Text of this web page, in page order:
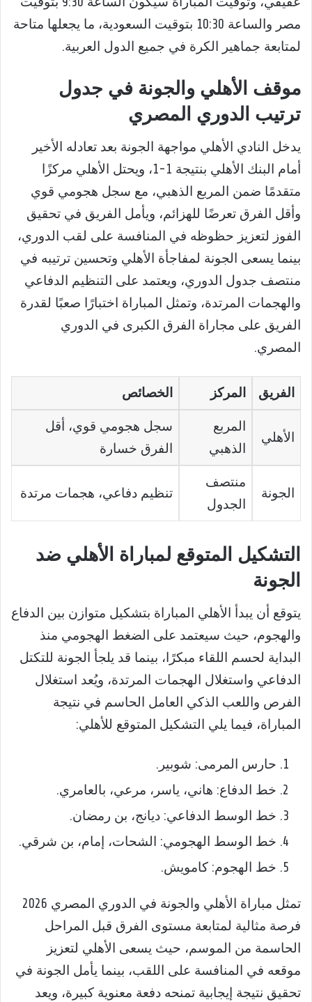
مصر والساعة 10:30 بتوقيت السعودية، ما يجعلها متاحة
لمتابعة جماهير الكرة في جميع الدول العربية.
موقف الأهلي والجونة في جدول
ترتيب الدوري المصري
يدخل النادي الأهلي مواجهة الجونة بعد تعادله الأخير
أمام البنك الأهلي بنتيجة 1-1، ويحتل الأهلي مركزًا
متقدمًا ضمن المربع الذهبي، مع سجل هجومي قوي
وأقل الفرق تعرضًا للهزائم، ويأمل الفريق في تحقيق
الفوز لتعزيز حظوظه في المنافسة على لقب الدوري،
بينما يسعى الجونة لمفاجأة الأهلي وتحسين ترتيبه في
منتصف جدول الدوري، ويعتمد على التنظيم الدفاعي
والهجمات المرتدة، وتمثل المباراة اختبارًا صعبًا لقدرة
الفريق على مجاراة الفرق الكبرى في الدوري
المصري.
الفريق المركز الخصائص
الأهلي
المربع
الذهبي
سجل هجومي قوي، أقل
الفرق خسارة
الجونة
منتصف
الجدول
تنظيم دفاعي، هجمات مرتدة
التشكيل المتوقع لمباراة الأهلي ضد
الجونة
يتوقع أن يبدأ الأهلي المباراة بتشكيل متوازن بين الدفاع
والهجوم، حيث سيعتمد على الضغط الهجومي منذ
البداية لحسم اللقاء مبكرًا، بينما قد يلجأ الجونة للتكتل
الدفاعي واستغلال الهجمات المرتدة، ويُعد استغلال
الفرص واللعب الذكي العامل الحاسم في نتيجة
المباراة، فيما يلي التشكيل المتوقع للأهلي:
حارس المرمى: شوبير.
خط الدفاع: هاني، ياسر، مرعي، بالعامري.
خط الوسط الدفاعي: ديانج، بن رمضان.
خط الوسط الهجومي: الشحات، إمام، بن شرقي.
خط الهجوم: كامويش.
تمثل مباراة الأهلي والجونة في الدوري المصري 2026
فرصة مثالية لمتابعة مستوى الفرق قبل المراحل
الحاسمة من الموسم، حيث يسعى الأهلي لتعزيز
موقعه في المنافسة على اللقب، بينما يأمل الجونة في
تحقيق نتيجة إيجابية تمنحه دفعة معنوية كبيرة، ويعد